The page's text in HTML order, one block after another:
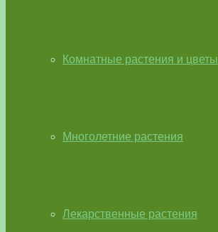
Комнатные растения и цветы
Многолетние растения
Лекарственные растения